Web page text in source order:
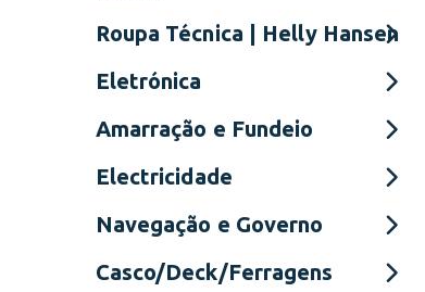
Roupa Técnica | Helly Hansen
Eletrónica
Amarração e Fundeio
Electricidade
Navegação e Governo
Casco/Deck/Ferragens